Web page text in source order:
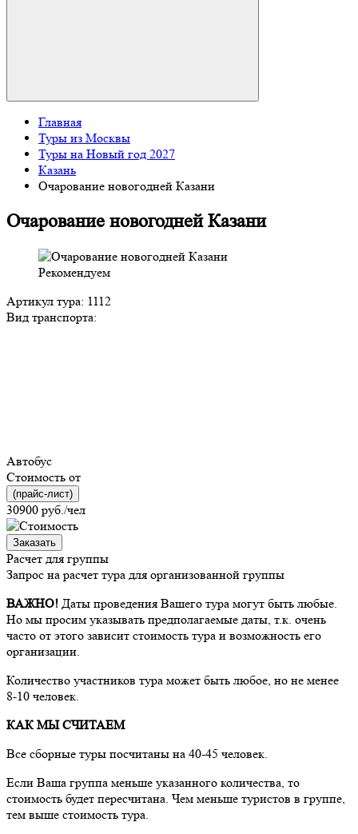
Главная
Туры из Москвы
Туры на Новый год 2027
Казань
Очарование новогодней Казани
Очарование новогодней Казани
Рекомендуем
Артикул тура: 1112
Вид транспорта:
Автобус
Стоимость от
(прайс-лист)
30900 руб./чел
Заказать
Расчет для группы
Запрос на расчет тура для организованной группы
ВАЖНО! Даты проведения Вашего тура могут быть любые.
Но мы просим указывать предполагаемые даты, т.к. очень
часто от этого зависит стоимость тура и возможность его
организации.
Количество участников тура может быть любое, но не менее
8-10 человек.
КАК МЫ СЧИТАЕМ
Все сборные туры посчитаны на 40-45 человек.
Если Ваша группа меньше указанного количества, то
стоимость будет пересчитана. Чем меньше туристов в группе,
тем выше стоимость тура.